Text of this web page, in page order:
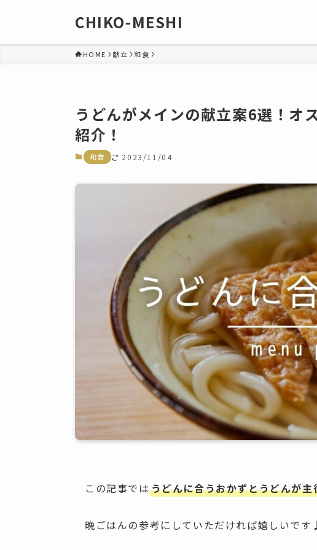
CHIKO-MESHI
HOME 献立 和食
うどんがメインの献立案6選！オ
紹介！
和食 2023/11/04
この記事ではうどんに合うおかずとうどんが主
晩ごはんの参考にしていただければ嬉しいです